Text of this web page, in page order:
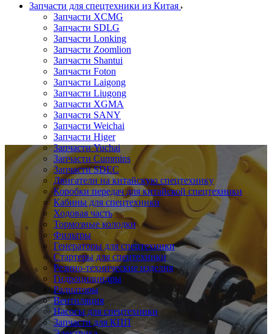
Запчасти для спецтехники из Китая
Запчасти XCMG
Запчасти SDLG
Запчасти Lonking
Запчасти Zoomlion
Запчасти Shantui
Запчасти Foton
Запчасти Laigong
Запчасти Liugong
Запчасти XGMA
Запчасти SANY
Запчасти Weichai
Запчасти Higer
Запчасти Yuchai
Запчасти Cummins
Запчасти SDEC
Двигатели на китайскую спецтехнику
Коробки передач для китайской спецтехники
Кабины для спецтехники
Ходовая часть
Тормозные колодки
Фильтры
Генераторы для спецтехники
Стартеры для спецтехники
Резино-технические изделия
Гидроцилиндры
Радиаторы
Вентиляция
Насосы для спецтехники
Запчасти для КПП